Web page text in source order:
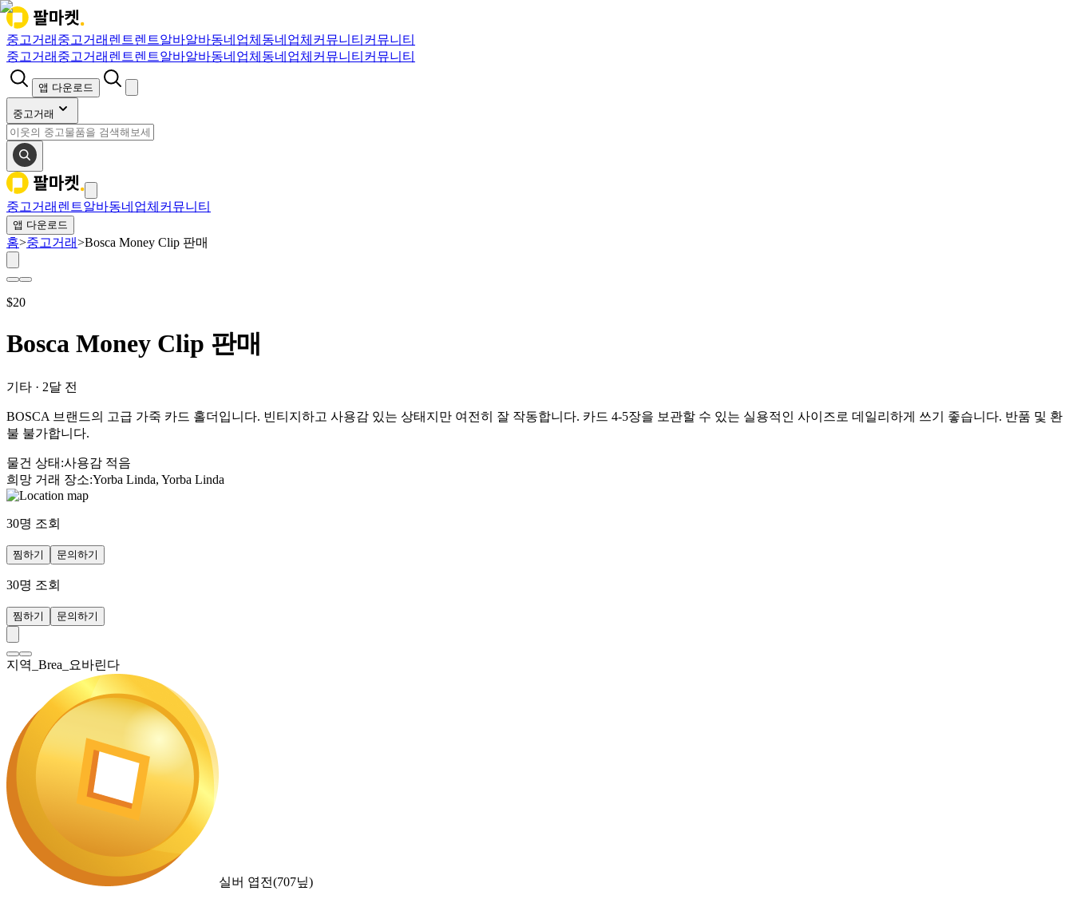
중고거래 중고거래 렌트렌트알바알바동네업체 동네업체 커뮤니티 커뮤니티
중고거래 중고거래 렌트렌트알바알바동네업체 동네업체 커뮤니티 커뮤니티
앱 다운로드
중고거래
중고거래 렌트알바동네업체 커뮤니티
앱 다운로드
홈>중고거래>Bosca Money Clip 판매
$20
Bosca Money Clip 판매
기타 · 2달 전
BOSCA 브랜드의 고급 가죽 카드 홀더입니다. 빈티지하고 사용감 있는 상태지만 여전히 잘 작동합니다. 카드 4-5장을 보관할 수 있는 실용적인 사이즈로 데일리하게 쓰기 좋습니다. 반품 및 환
불 불가합니다.
물건 상태 :사용감 적음
희망 거래 장소:Yorba Linda, Yorba Linda
30명 조회
찜하기 문의하기
30명 조회
찜하기 문의하기
지역_Brea_요바린다
실버 엽전(707닢)